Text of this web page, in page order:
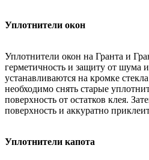
Уплотнители окон
Уплотнители окон на Гранта и
герметичность и защиту от шума
устанавливаются на кромке
необходимо снять старые
поверхность от остатков клея.
поверхность и аккуратно
Уплотнители капота